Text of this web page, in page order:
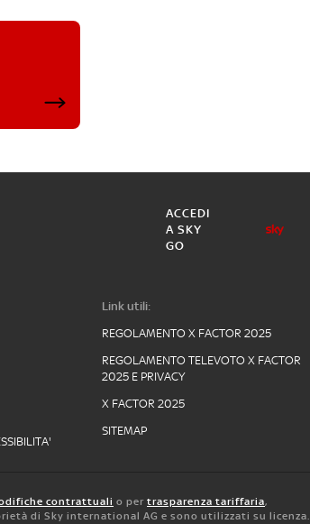
ACCEDI
A SKY
GO
Link utili:
REGOLAMENTO X FACTOR 2025
REGOLAMENTO TELEVOTO X FACTOR
2025 E PRIVACY
X FACTOR 2025
SITEMAP
contrattuali o per trasparenza tariffaria,
di Sky international AG e sono utilizzati su licenza.